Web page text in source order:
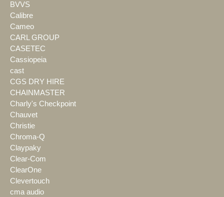
BVVS
Calibre
Cameo
CARL GROUP
CASETEC
Cassiopeia
cast
CGS DRY HIRE
CHAINMASTER
Charly's Checkpoint
Chauvet
Christie
Chroma-Q
Claypaky
Clear-Com
ClearOne
Clevertouch
cma audio